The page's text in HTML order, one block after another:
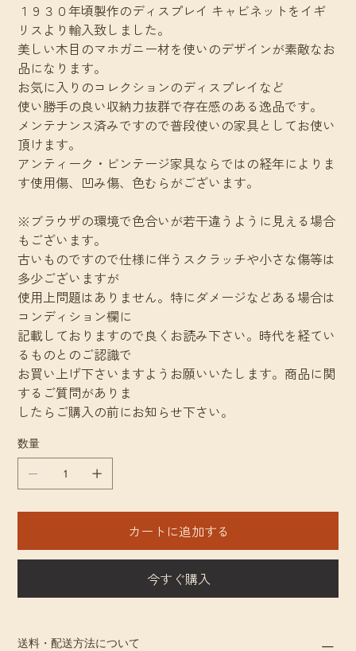
１９３０年頃製作のディスプレイ キャビネットをイギ
リスより輸入致しました。
美しい木目のマホガニー材を使いのデザインが素敵なお
品になります。
お気に入りのコレクションのディスプレイなど
使い勝手の良い収納力抜群で存在感のある逸品です。
メンテナンス済みですので普段使いの家具としてお使い
頂けます。
アンティーク・ビンテージ家具ならではの経年によりま
す使用傷、凹み傷、色むらがございます。
※ブラウザの環境で色合いが若干違うように見える場合
もございます。
古いものですので仕様に伴うスクラッチや小さな傷等は
多少ございますが
使用上問題はありません。特にダメージなどある場合は
コンディション欄に
記載しておりますので良くお読み下さい。時代を経てい
るものとのご認識で
お買い上げ下さいますようお願いいたします。商品に関
するご質問がありま
したらご購入の前にお知らせ下さい。
数量
カートに追加する
今すぐ購入
送料・配送方法について